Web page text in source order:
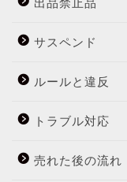
サスペンド
ルールと違反
トラブル対応
売れた後の流れ